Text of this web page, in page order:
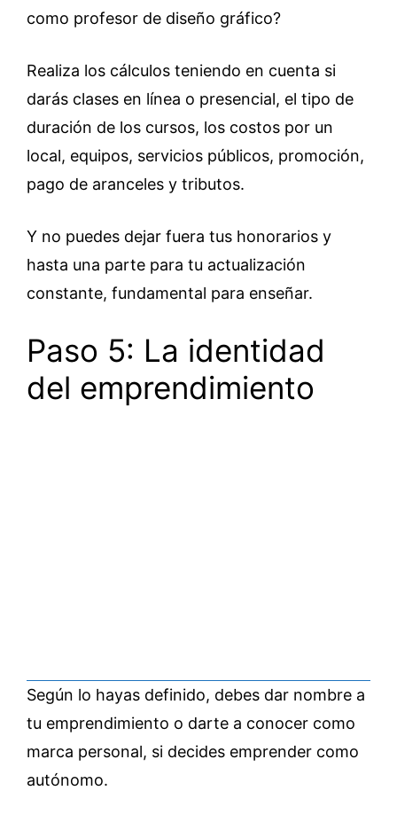
como profesor de diseño gráfico?
Realiza los cálculos teniendo en cuenta si
darás clases en línea o presencial, el tipo de
duración de los cursos, los costos por un
local, equipos, servicios públicos, promoción,
pago de aranceles y tributos.
Y no puedes dejar fuera tus honorarios y
hasta una parte para tu actualización
constante, fundamental para enseñar.
Paso 5: La identidad
del emprendimiento
Según lo hayas definido, debes dar nombre a
tu emprendimiento o darte a conocer como
marca personal, si decides emprender como
autónomo.